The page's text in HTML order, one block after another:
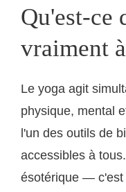
Qu'est-ce
vraiment
Le yoga agit
physique, mental
l'un des outils de
accessibles à
ésotérique — c'est